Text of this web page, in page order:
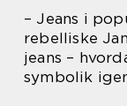
– Jeans i
rebelliske
jeans –
symbolik